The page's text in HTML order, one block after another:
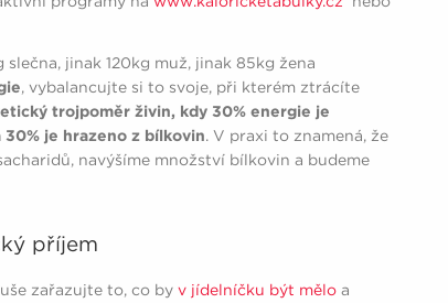
jinak 120kg muž, jinak 85kg žena
, vybalancujte si to svoje, při kterém ztrácíte
trojpoměr živin, kdy 30% energie je
je hrazeno z bílkovin. V praxi to znamená, že
navýšíme množství bílkovin a budeme
příjem
zařazujte to, co by v jídelníčku být mělo a